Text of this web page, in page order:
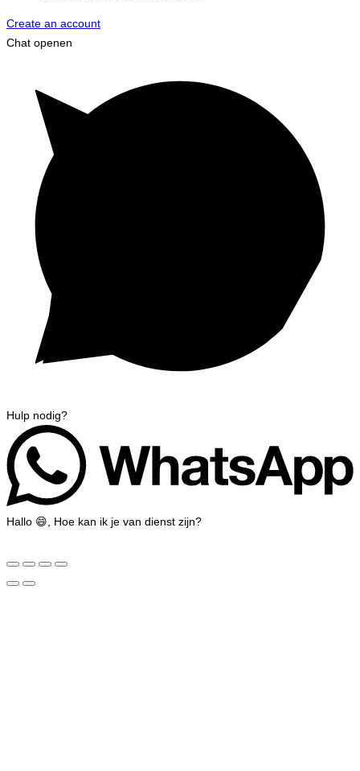
Create an account
Chat openen
Hulp nodig?
Hallo 😄, Hoe kan ik je van dienst zijn?